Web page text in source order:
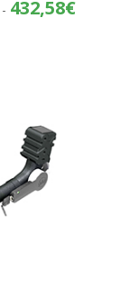
- 432,58€